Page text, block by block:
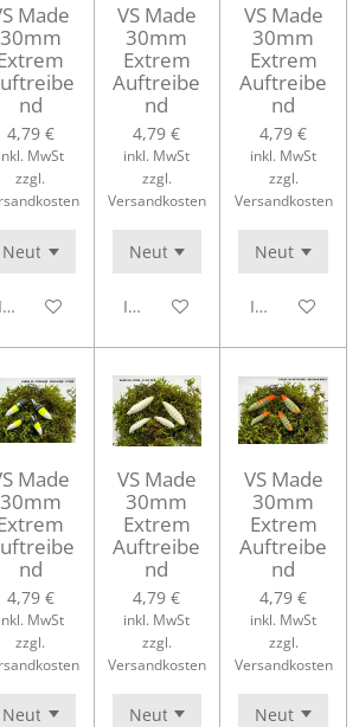
Made
30mm
nd
4,79 €
inkl. MwSt
zzgl.
In den Warenkorb
VS Made
30mm
Extrem
Auftreibe
nd
4,79 €
inkl. MwSt
zzgl.
Versandkosten
In den Warenkorb
VS Made
30mm
Extrem
Auftreibe
nd
4,79 €
inkl. MwSt
zzgl.
Versandkosten
In den
Made
30mm
nd
4,79 €
inkl. MwSt
zzgl.
VS Made
30mm
Extrem
Auftreibe
nd
4,79 €
inkl. MwSt
zzgl.
Versandkosten
VS Made
30mm
Extrem
Auftreibe
nd
4,79 €
inkl. MwSt
zzgl.
Versandkosten